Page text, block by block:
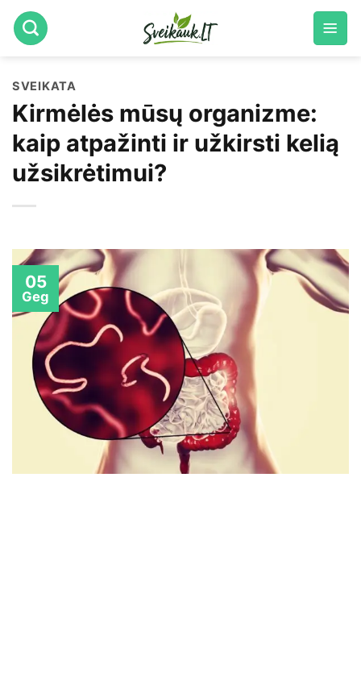
Skip
to
SVEIKATA
Kirmėlės mūsų organizme:
kaip atpažinti ir užkirsti kelią
užsikrėtimui?
05
Geg